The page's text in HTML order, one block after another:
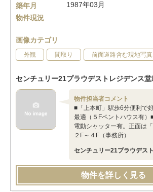
築年月
1987年03月
物件現況
画像カテゴリ
外観 間取り 前面道路含む現地写真
センチュリー21プラウデストレジデンス堂
物件担当者コメント
■「上本町」駅歩6分便利で
最適（５Fペントハウス有
電動シャッター有。正面は
２F～４F（事務所）
センチュリー21プラウデス
物件を詳しく見る